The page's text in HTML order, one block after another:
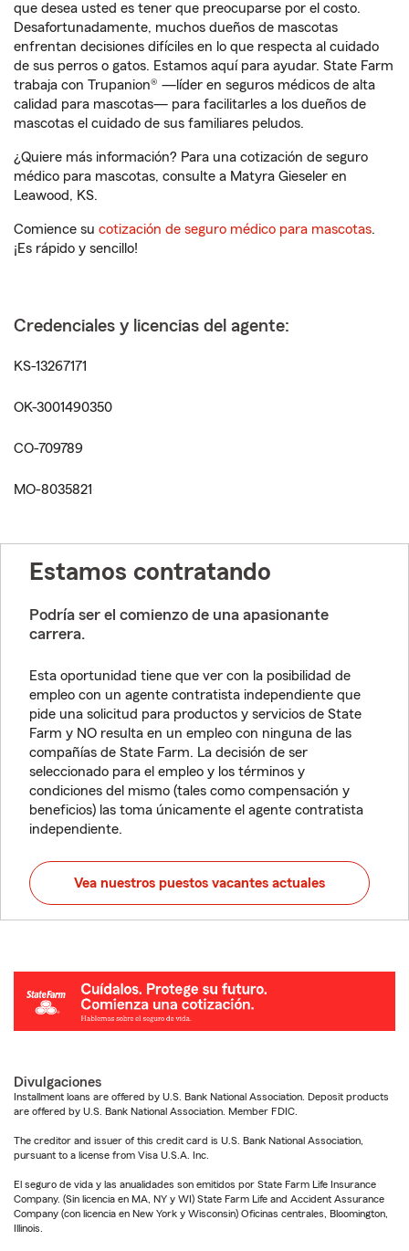
que desea usted es tener que preocuparse por el costo.
Desafortunadamente, muchos dueños de mascotas
enfrentan decisiones difíciles en lo que respecta al cuidado
de sus perros o gatos. Estamos aquí para ayudar. State Farm
trabaja con Trupanion® —líder en seguros médicos de alta
calidad para mascotas— para facilitarles a los dueños de
mascotas el cuidado de sus familiares peludos.
¿Quiere más información? Para una cotización de seguro
médico para mascotas, consulte a Matyra Gieseler en
Leawood, KS.
Comience su cotización de seguro médico para mascotas.
¡Es rápido y sencillo!
Credenciales y licencias del agente:
KS-13267171
OK-3001490350
CO-709789
MO-8035821
Estamos contratando
Podría ser el comienzo de una apasionante
carrera.
Esta oportunidad tiene que ver con la posibilidad de
empleo con un agente contratista independiente que
pide una solicitud para productos y servicios de State
Farm y NO resulta en un empleo con ninguna de las
compañías de State Farm. La decisión de ser
seleccionado para el empleo y los términos y
condiciones del mismo (tales como compensación y
beneficios) las toma únicamente el agente contratista
independiente.
Vea nuestros puestos vacantes actuales
Divulgaciones
Installment loans are offered by U.S. Bank National Association. Deposit products
are offered by U.S. Bank National Association. Member FDIC.
The creditor and issuer of this credit card is U.S. Bank National Association,
pursuant to a license from Visa U.S.A. Inc.
El seguro de vida y las anualidades son emitidos por State Farm Life Insurance
Company. (Sin licencia en MA, NY y WI) State Farm Life and Accident Assurance
Company (con licencia en New York y Wisconsin) Oficinas centrales, Bloomington,
Illinois.